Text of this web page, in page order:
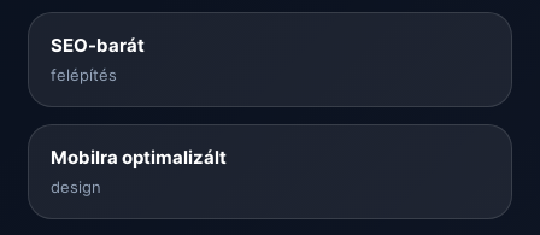
SEO-barát
felépítés
Mobilra optimalizált
design